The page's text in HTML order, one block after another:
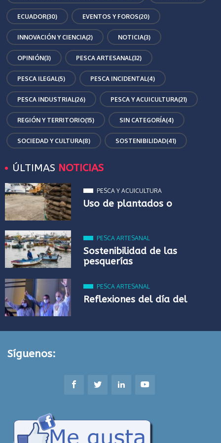
ECUADOR(30) EVENTOS Y FOROS(20)
INNOVACIÓN Y CIENCIA(2) NOTICIA(3)
OPINIÓN(3) PESCA ARTESANAL(32)
PESCA ILEGAL(5) PESCA INCIDENTAL(4)
PESCA INDUSTRIAL(26) PESCA Y ACUICULTURA(21)
REGIÓN Y TERRITORIO(15) SIN CATEGORÍA(4)
SOCIEDAD Y CULTURA(8) SOSTENIBILIDAD(41)
ÚLTIMAS NOTICIAS
PESCA Y ACUICULTURA
Uso de plantados o
PESCA ARTESANAL
Sostenibilidad de las
pesquerías
PESCA ARTESANAL
Reflexiones del día del
Síguenos: